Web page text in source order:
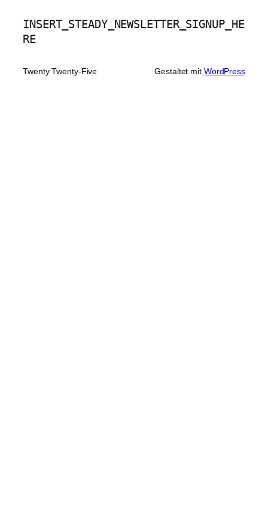
INSERT_STEADY_NEWSLETTER_SIGNUP_HE
RE
Twenty Twenty-Five Gestaltet mit WordPress